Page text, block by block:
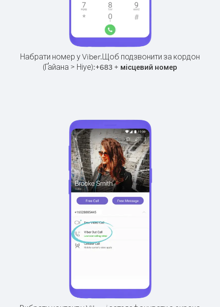
Набрати номер у Viber.Щоб подзвонити за кордон
(Ґайана > Ніуе):+683 + місцевий номер